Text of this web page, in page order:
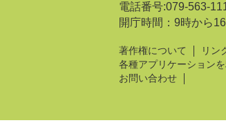
電話番号:079-563-
開庁時間：9時から
著作権について リン
各種アプリケーション
お問い合わせ